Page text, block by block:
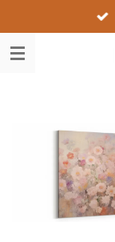
direct
naar